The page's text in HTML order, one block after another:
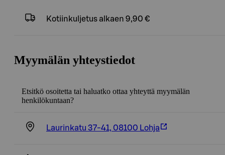
Kotiinkuljetus alkaen 9,90 €
Myymälän yhteystiedot
Etsitkö osoitetta tai haluatko ottaa yhteyttä myymälän
henkilökuntaan?
Laurinkatu 37-41, 08100 Lohja